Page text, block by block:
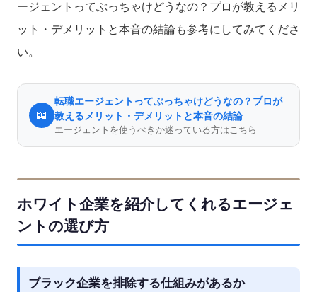
ージェントってぶっちゃけどうなの？プロが教えるメリ
ット・デメリットと本音の結論も参考にしてみてくださ
い。
📖
転職エージェントってぶっちゃけどうなの？プロが
教えるメリット・デメリットと本音の結論
エージェントを使うべきか迷っている方はこちら
ホワイト企業を紹介してくれるエージェ
ントの選び方
ブラック企業を排除する仕組みがあるか